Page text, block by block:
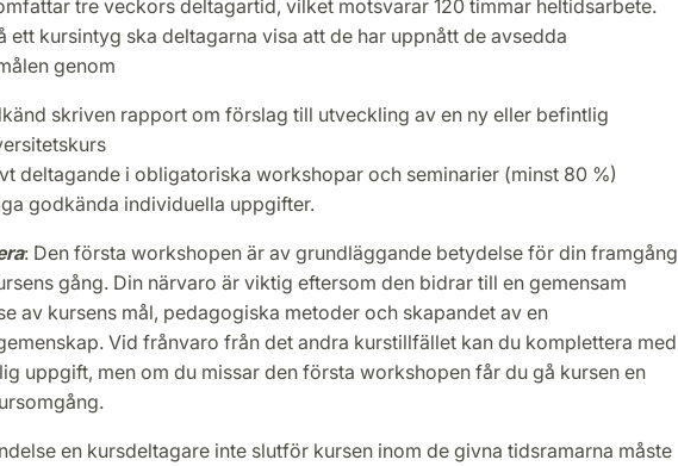
tre veckors deltagartid, vilket motsvarar 120 timmar heltidsarbete.
ett kursintyg ska deltagarna visa att de har uppnått de avsedda
genom
skriven rapport om förslag till utveckling av en ny eller befintlig
deltagande i obligatoriska workshopar och seminarier (minst 80 %)
godkända individuella uppgifter.
: Den första workshopen är av grundläggande betydelse för din framgång
gång. Din närvaro är viktig eftersom den bidrar till en gemensam
av kursens mål, pedagogiska metoder och skapandet av en
Vid frånvaro från det andra kurstillfället kan du komplettera med
uppgift, men om du missar den första workshopen får du gå kursen en
en kursdeltagare inte slutför kursen inom de givna tidsramarna måste